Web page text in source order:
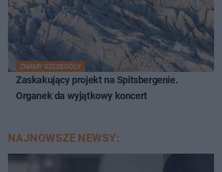
ZNAMY SZCZEGÓŁY
Zaskakujący projekt na Spitsbergenie.
Organek da wyjątkowy koncert
NAJNOWSZE NEWSY: